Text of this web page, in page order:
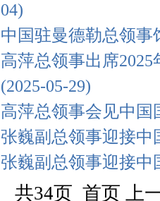
04)
中国驻曼德勒总领事
高萍总领事出席
(2025-05-29)
高萍总领事会见中国
张巍副总领事迎接中
张巍副总领事迎接中
共34页 首页 上